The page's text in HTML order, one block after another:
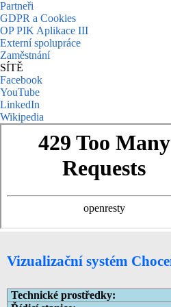
Partneři
GDPR a Cookies
OP PIK Aplikace III
Externí spolupráce
Zaměstnání
SÍTĚ
Facebook
YouTube
LinkedIn
Wikipedia
Vizualizační systém
Technické prostředky: